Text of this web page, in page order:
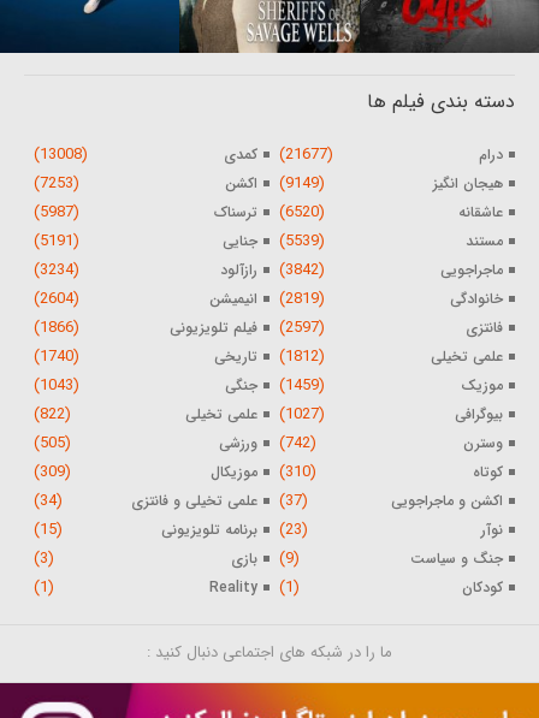
دسته بندی فیلم ها
درام (21677) کمدی (13008)
هیجان انگیز (9149) اکشن (7253)
عاشقانه (6520) ترسناک (5987)
مستند (5539) جنایی (5191)
ماجراجویی (3842) رازآلود (3234)
خانوادگی (2819) انیمیشن (2604)
فانتزی (2597) فیلم تلویزیونی (1866)
علمی تخیلی (1812) تاریخی (1740)
موزیک (1459) جنگی (1043)
بیوگرافی (1027) علمی تخیلی (822)
وسترن (742) ورزشی (505)
کوتاه (310) موزیکال (309)
اکشن و ماجراجویی (37) علمی تخیلی و فانتزی (34)
نوآر (23) برنامه تلویزیونی (15)
جنگ و سیاست (9) بازی (3)
کودکان (1)
Reality
(1)
ما را در شبکه های اجتماعی دنبال کنید :